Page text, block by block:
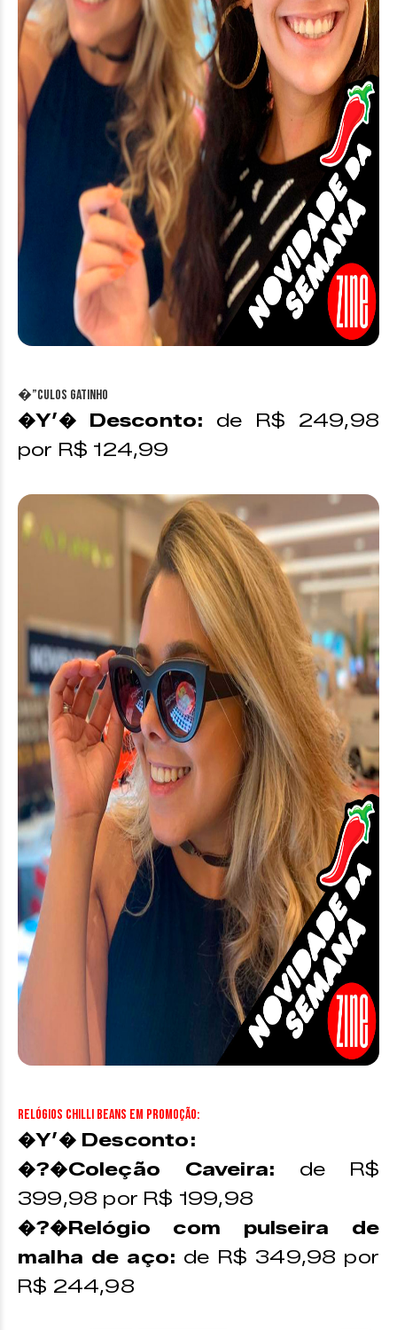
�”culos Gatinho
�Y’� Desconto: de R$ 249,98
por R$ 124,99
Relógios Chilli Beans em promoção:
�Y’� Desconto:
�?�Coleção Caveira: de R$
399,98 por R$ 199,98
�?�Relógio com pulseira de
malha de aço: de R$ 349,98 por
R$ 244,98